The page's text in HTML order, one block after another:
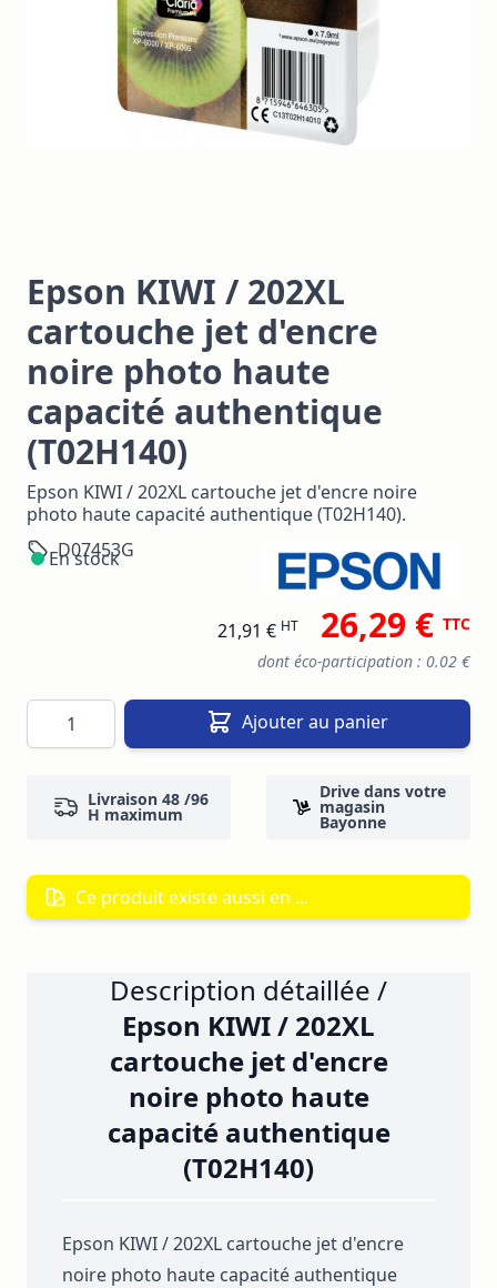
Epson KIWI / 202XL
cartouche jet d'encre
noire photo haute
capacité authentique
(T02H140)
Epson KIWI / 202XL cartouche jet d'encre noire
photo haute capacité authentique (T02H140).
D07453G
En stock
21,91 € HT 26,29 € TTC
dont éco-participation : 0.02 €
Quantité Ajouter au panier
Livraison 48 /96
H maximum
Drive dans votre
magasin
Bayonne
Ce produit existe aussi en ...
Description détaillée /
Epson KIWI / 202XL
cartouche jet d'encre
noire photo haute
capacité authentique
(T02H140)
Epson KIWI / 202XL cartouche jet d'encre
noire photo haute capacité authentique